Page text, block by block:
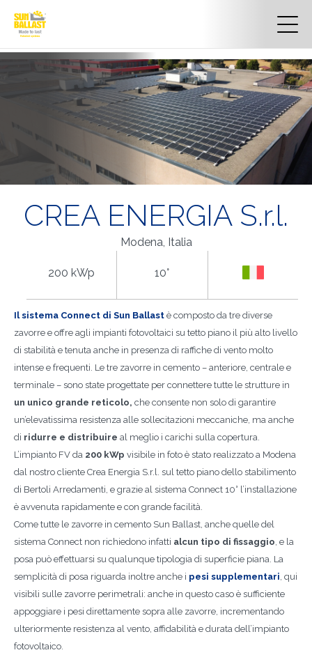
CREA ENERGIA S.r.l.
Modena, Italia
200 kWp 10°
Il sistema Connect di Sun Ballast è composto da tre diverse
zavorre e offre agli impianti fotovoltaici su tetto piano il più alto livello
di stabilità e tenuta anche in presenza di raffiche di vento molto
intense e frequenti. Le tre zavorre in cemento – anteriore, centrale e
terminale – sono state progettate per connettere tutte le strutture in
un unico grande reticolo, che consente non solo di garantire
un’elevatissima resistenza alle sollecitazioni meccaniche, ma anche
di ridurre e distribuire al meglio i carichi sulla copertura.
L’impianto FV da 200 kWp visibile in foto è stato realizzato a Modena
dal nostro cliente Crea Energia S.r.l. sul tetto piano dello stabilimento
di Bertoli Arredamenti, e grazie al sistema Connect 10° l’installazione
è avvenuta rapidamente e con grande facilità.
Come tutte le zavorre in cemento Sun Ballast, anche quelle del
sistema Connect non richiedono infatti alcun tipo di fissaggio, e la
posa può effettuarsi su qualunque tipologia di superficie piana. La
semplicità di posa riguarda inoltre anche i pesi supplementari, qui
visibili sulle zavorre perimetrali: anche in questo caso è sufficiente
appoggiare i pesi direttamente sopra alle zavorre, incrementando
ulteriormente resistenza al vento, affidabilità e durata dell’impianto
fotovoltaico.